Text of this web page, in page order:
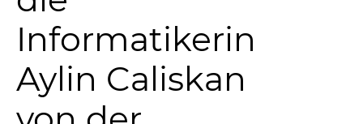
Informatikerin
Aylin Caliskan